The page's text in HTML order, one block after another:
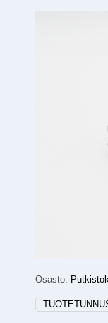
Osasto: